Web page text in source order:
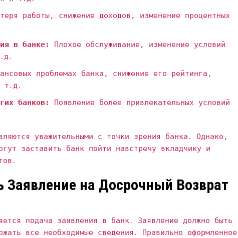
работы‚ снижение доходов‚ изменение процентных
в банке:
Плохое обслуживание‚ изменение условий
проблемах банка‚ снижение его рейтинга‚
банков:
Появление более привлекательных условий
уважительными с точки зрения банка․ Однако‚
заставить банк пойти навстречу вкладчику и
на Досрочный Возврат
подача заявления в банк․ Заявление должно быть
все необходимые сведения․ Правильно оформленное